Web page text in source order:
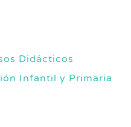
Didácticos
Infantil y Primaria